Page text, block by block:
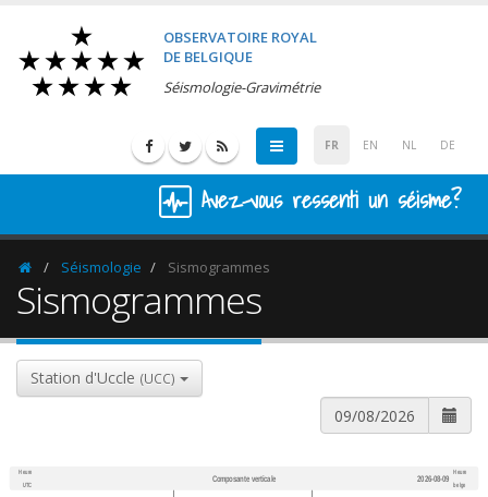
OBSERVATOIRE ROYAL
DE BELGIQUE
Séismologie-Gravimétrie
FR EN NL DE
Avez-vous ressenti un séisme?
HomepageSéismologie Sismogrammes
Sismogrammes
Station d'Uccle (UCC)
Heure
UTC
Composante verticale 2026-08-09
Heure
belge